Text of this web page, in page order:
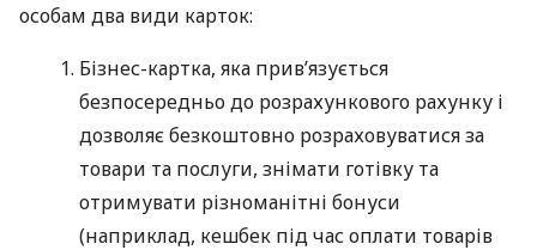
особам два види карток:
Бізнес-картка, яка прив’язується
безпосередньо до розрахункового рахунку і
дозволяє безкоштовно розраховуватися за
товари та послуги, знімати готівку та
отримувати різноманітні бонуси
(наприклад, кешбек під час оплати товарів